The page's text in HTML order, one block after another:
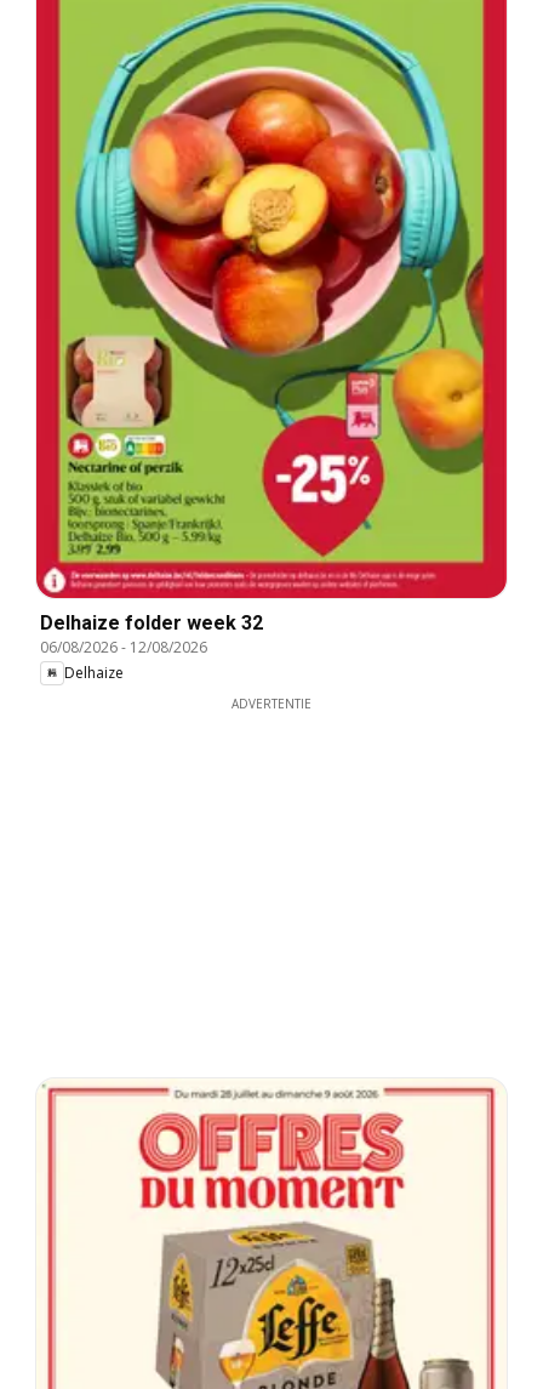
Delhaize folder week 32
06/08/2026- 12/08/2026
Delhaize
ADVERTENTIE